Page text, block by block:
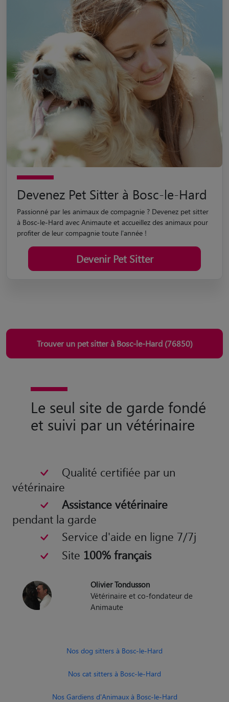
Devenez Pet Sitter à Bosc-le-Hard
Passionné par les animaux de compagnie ? Devenez pet sitter
à Bosc-le-Hard avec Animaute et accueillez des animaux pour
profiter de leur compagnie toute l'année !
Devenir Pet Sitter
Trouver un pet sitter à Bosc-le-Hard (76850)
Le seul site de garde fondé
et suivi par un vétérinaire
Qualité certifiée par un
vétérinaire
Assistance vétérinaire
pendant la garde
Service d'aide en ligne 7/7j
Site 100% français
Olivier Tondusson
Vétérinaire et co-fondateur de
Animaute
Nos dog sitters à Bosc-le-Hard
Nos cat sitters à Bosc-le-Hard
Nos Gardiens d'Animaux à Bosc-le-Hard